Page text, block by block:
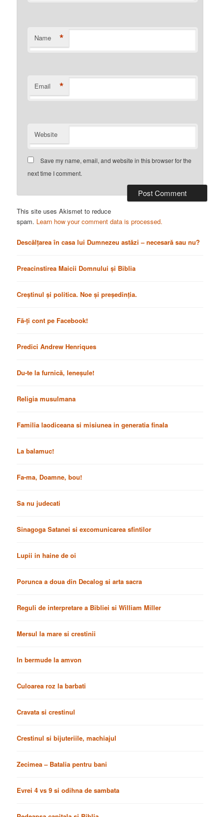
Name *
Email *
Website
Save my name, email, and website in this browser for the
next time I comment.
This site uses Akismet to reduce
spam. Learn how your comment data is processed.
Descălțarea în casa lui Dumnezeu astăzi – necesară sau nu?
Preacinstirea Maicii Domnului și Biblia
Creștinul și politica. Noe și președinția.
Fă-ți cont pe Facebook!
Predici Andrew Henriques
Du-te la furnică, leneșule!
Religia musulmana
Familia laodiceana si misiunea in generatia finala
La balamuc!
Fa-ma, Doamne, bou!
Sa nu judecati
Sinagoga Satanei si excomunicarea sfintilor
Lupii in haine de oi
Porunca a doua din Decalog si arta sacra
Reguli de interpretare a Bibliei si William Miller
Mersul la mare si crestinii
In bermude la amvon
Culoarea roz la barbati
Cravata si crestinul
Crestinul si bijuteriile, machiajul
Zecimea – Batalia pentru bani
Evrei 4 vs 9 si odihna de sambata